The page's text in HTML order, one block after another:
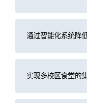
通过智能化系统降
实现多校区食堂的